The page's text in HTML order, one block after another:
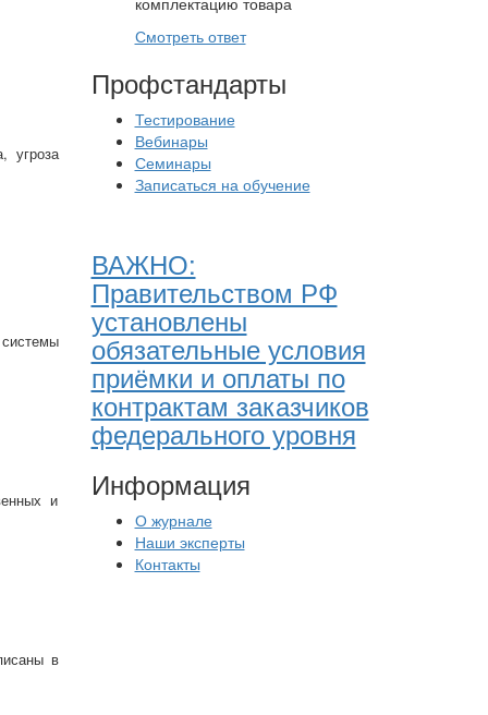
угроза
и
в
Смотреть ответ
Профстандарты
Тестирование
Вебинары
Семинары
Записаться на обучение
ВАЖНО:
Правительством РФ
установлены
обязательные условия
приёмки и оплаты по
контрактам заказчиков
федерального уровня
Информация
О журнале
Наши эксперты
Контакты